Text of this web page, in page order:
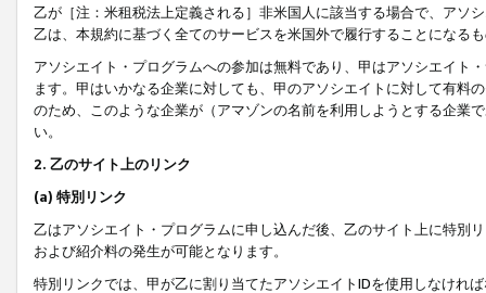
乙が［注：米租税法上定義される］非米国人に該当する場合で、アソ
乙は、本規約に基づく全てのサービスを米国外で履行することになる
アソシエイト・プログラムへの参加は無料であり、甲はアソシエイト
ます。甲はいかなる企業に対しても、甲のアソシエイトに対して有料
のため、このような企業が（アマゾンの名前を利用しようとする企業
い。
2. 乙のサイト上のリンク
(a) 特別リンク
乙はアソシエイト・プログラムに申し込んだ後、乙のサイト上に特別
および紹介料の発生が可能となります。
特別リンクでは、甲が乙に割り当てたアソシエイトIDを使用しなけれ